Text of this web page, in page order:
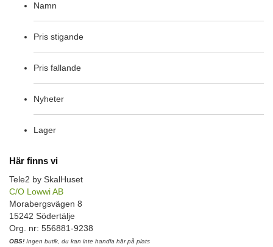
Namn
Pris stigande
Pris fallande
Nyheter
Lager
Här finns vi
Tele2 by SkalHuset
C/O Lowwi AB
Morabergsvägen 8
15242 Södertälje
Org. nr: 556881-9238
OBS! Ingen butik, du kan inte handla här på plats